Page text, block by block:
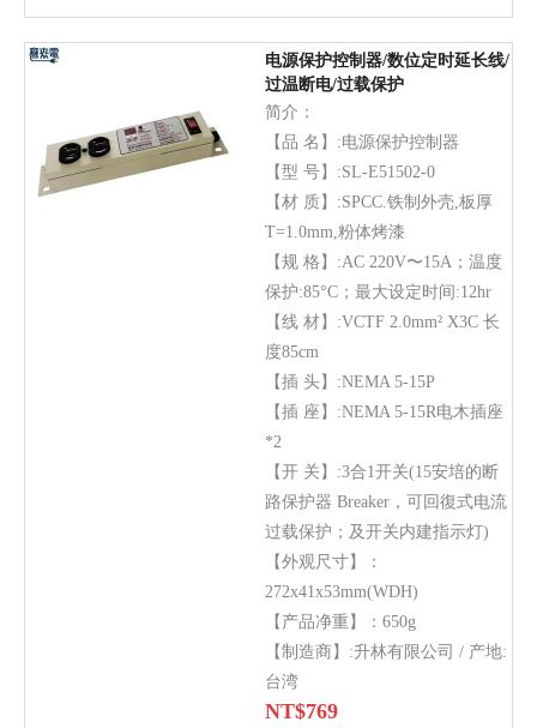
电源保护控制器/数位定时延长线/
过温断电/过载保护
简介：
【品 名】:电源保护控制器
【型 号】:SL-E51502-0
【材 质】:SPCC.铁制外壳,板厚
T=1.0mm,粉体烤漆
【规 格】:AC 220V〜15A；温度
保护:85°C；最大设定时间:12hr
【线 材】:VCTF 2.0mm² X3C 长
度85cm
【插 头】:NEMA 5-15P
【插 座】:NEMA 5-15R电木插座
*2
【开 关】:3合1开关(15安培的断
路保护器 Breaker，可回復式电流
过载保护；及开关内建指示灯)
【外观尺寸】：
272x41x53mm(WDH)
【产品净重】：650g
【制造商】:升林有限公司 / 产地:
台湾
NT$769